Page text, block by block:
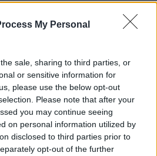
My Personal
sale, sharing to third parties, or
or sensitive information for
please use the below opt-out
Please note that after your
you may continue seeing
on personal information utilized by
disclosed to third parties prior to
opt-out of the further